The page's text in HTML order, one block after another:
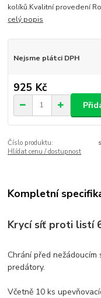
kolíků.Kvalitní provedení
celý popis
Nejsme plátci DPH
925 Kč
Číslo produktu:
Hlídat cenu / dostupnost
Kompletní
Krycí síť proti listí
Chrání před
predátory.
Včetně 10 ks